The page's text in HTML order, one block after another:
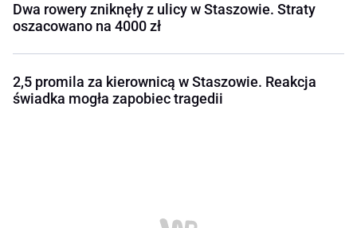
Dwa rowery zniknęły z ulicy w Staszowie. Straty
oszacowano na 4000 zł
2,5 promila za kierownicą w Staszowie. Reakcja
świadka mogła zapobiec tragedii